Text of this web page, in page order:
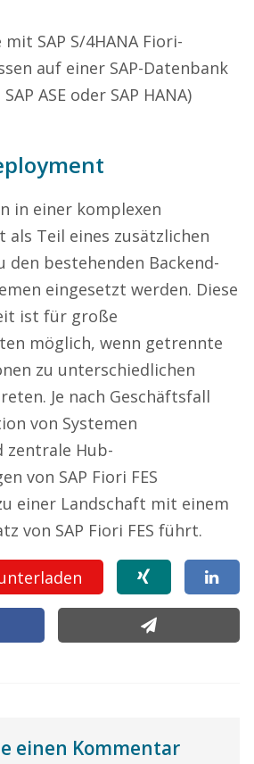
SAP S/4HANA Fiori-
auf einer SAP-Datenbank
ASE oder SAP HANA)
in einer komplexen
als Teil eines zusätzlichen
den bestehenden Backend-
eingesetzt werden. Diese
ist für große
möglich, wenn getrennte
zu unterschiedlichen
Je nach Geschäftsfall
von Systemen
zentrale Hub-
von SAP Fiori FES
einer Landschaft mit einem
von SAP Fiori FES führt.
einen Kommentar